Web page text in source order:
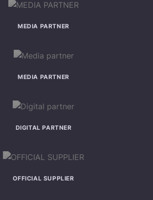
MEDIA PARTNER
MEDIA PARTNER
DIGITAL PARTNER
OFFICIAL SUPPLIER